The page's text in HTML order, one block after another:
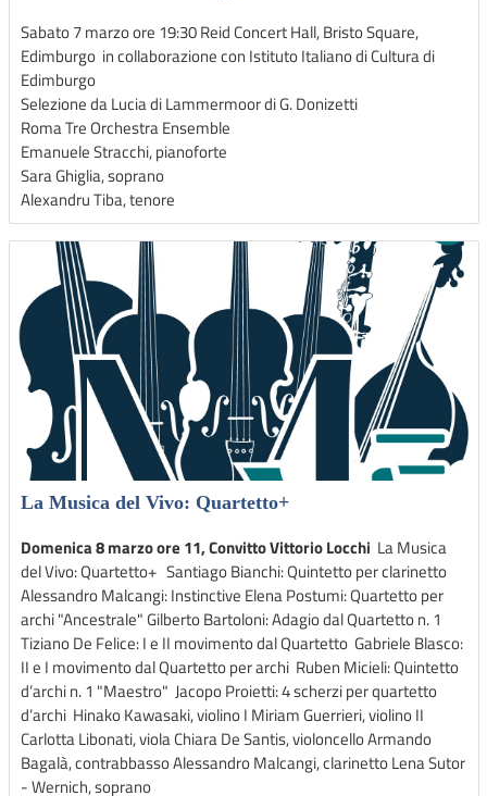
Sabato 7 marzo ore 19:30 Reid Concert Hall, Bristo Square,
Edimburgo in collaborazione con Istituto Italiano di Cultura di
Edimburgo
Selezione da Lucia di Lammermoor di G. Donizetti
Roma Tre Orchestra Ensemble
Emanuele Stracchi, pianoforte
Sara Ghiglia, soprano
Alexandru Tiba, tenore
La Musica del Vivo: Quartetto+
Domenica 8 marzo ore 11, Convitto Vittorio Locchi La Musica
del Vivo: Quartetto+ Santiago Bianchi: Quintetto per clarinetto
Alessandro Malcangi: Instinctive Elena Postumi: Quartetto per
archi "Ancestrale" Gilberto Bartoloni: Adagio dal Quartetto n. 1
Tiziano De Felice: I e II movimento dal Quartetto Gabriele Blasco:
II e I movimento dal Quartetto per archi Ruben Micieli: Quintetto
d’archi n. 1 "Maestro" Jacopo Proietti: 4 scherzi per quartetto
d’archi Hinako Kawasaki, violino I Miriam Guerrieri, violino II
Carlotta Libonati, viola Chiara De Santis, violoncello Armando
Bagalà, contrabbasso Alessandro Malcangi, clarinetto Lena Sutor
- Wernich, soprano